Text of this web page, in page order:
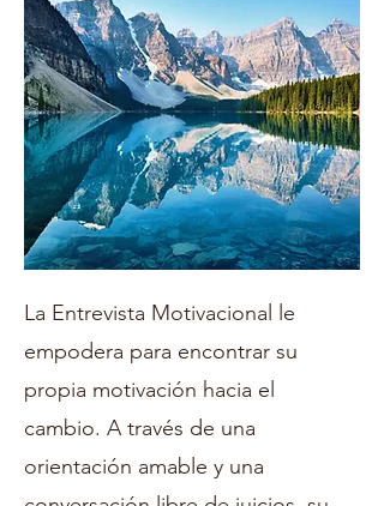
La Entrevista Motivacional le
empodera para encontrar su
propia motivación hacia el
cambio. A través de una
orientación amable y una